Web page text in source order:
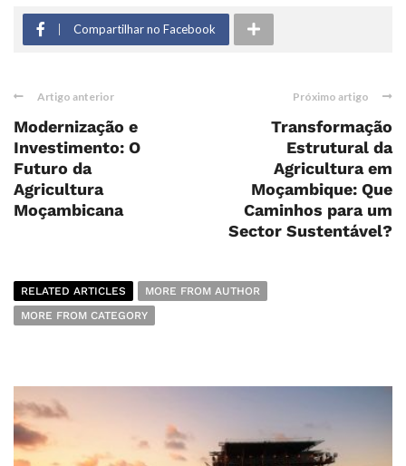
Compartilhar no Facebook
Artigo anterior
Modernização e
Investimento: O
Futuro da
Agricultura
Moçambicana
Próximo artigo
Transformação
Estrutural da
Agricultura em
Moçambique: Que
Caminhos para um
Sector Sustentável?
RELATED ARTICLES
MORE FROM AUTHOR
MORE FROM CATEGORY